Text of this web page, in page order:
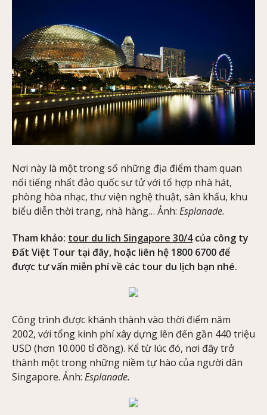
Nơi này là một trong số những địa điểm tham quan
nổi tiếng nhất đảo quốc sư tử với tổ hợp nhà hát,
phòng hòa nhạc, thư viện nghệ thuật, sân khấu, khu
biểu diễn thời trang, nhà hàng… Ảnh: Esplanade.
Tham khảo: tour du lich Singapore 30/4của công ty
Đất Việt Tour tại đây, hoặc liên hệ 1800 6700 để
được tư vấn miễn phí về các tour du lịch bạn nhé.
Công trình được khánh thành vào thời điểm năm
2002, với tổng kinh phí xây dựng lên đến gần 440 triệu
USD (hơn 10.000 tỉ đồng). Kể từ lúc đó, nơi đây trở
thành một trong những niềm tự hào của người dân
Singapore. Ảnh: Esplanade.